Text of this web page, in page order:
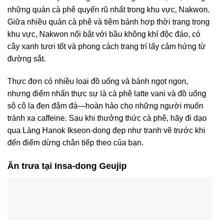
những quán cà phê quyến rũ nhất trong khu vực, Nakwon.
Giữa nhiều quán cà phê và tiệm bánh hợp thời trang trong
khu vực, Nakwon nổi bật với bầu không khí độc đáo, có
cây xanh tươi tốt và phong cách trang trí lấy cảm hứng từ
đường sắt.
Thực đơn có nhiều loại đồ uống và bánh ngọt ngon,
nhưng điểm nhấn thực sự là cà phê latte vani và đồ uống
sô cô la đen đậm đà—hoàn hảo cho những người muốn
tránh xa caffeine. Sau khi thưởng thức cà phê, hãy đi dạo
qua Làng Hanok Ikseon-dong đẹp như tranh vẽ trước khi
đến điểm dừng chân tiếp theo của bạn.
Ăn trưa tại Insa-dong Geujip